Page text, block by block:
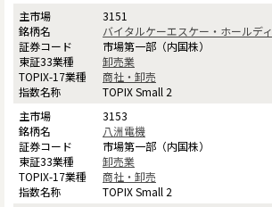
3151
バイタルケーエスケー・ホールデ
市場第一部（内国株）
卸売業
商社・卸売
TOPIX Small 2
3153
八洲電機
市場第一部（内国株）
卸売業
商社・卸売
TOPIX Small 2